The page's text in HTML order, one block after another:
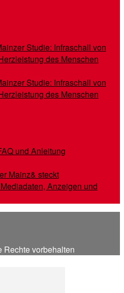
Studie: Infraschall von
des Menschen
Studie: Infraschall von
des Menschen
und Anleitung
Mainz& steckt
Anzeigen und
vorbehalten